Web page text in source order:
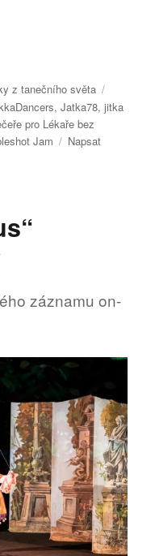
z tanečního světa
,Jatka78,jitka
pro Lékaře bez
Jam
Napsat
záznamu on-